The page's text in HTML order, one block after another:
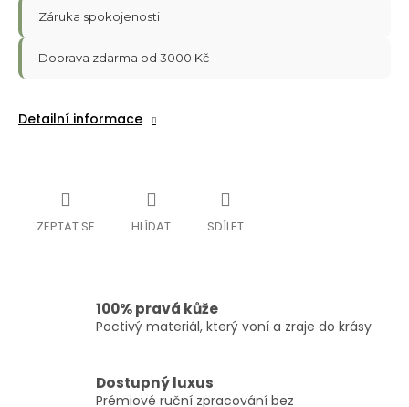
Záruka spokojenosti
Doprava zdarma od 3000 Kč
Detailní informace
ZEPTAT SE HLÍDAT SDÍLET
100% pravá kůže
Poctivý materiál, který voní a zraje do krásy
Dostupný luxus
Prémiové ruční zpracování bez